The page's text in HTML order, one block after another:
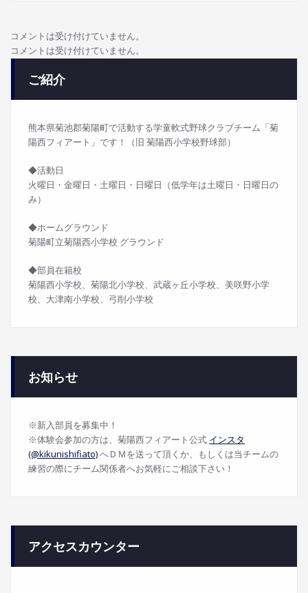
コメントは受け付けていません。
コメントは受け付けていません。
ご紹介
熊本県菊池郡菊陽町で活動する学童軟式野球クラブチーム「菊
陽西フィアート」です！（旧 菊陽西小学校野球部）
◆活動日
火曜日・金曜日・土曜日・日曜日（低学年は土曜日・日曜日の
み）
◆ホームグラウンド
菊陽町立菊陽西小学校 グラウンド
◆部員在籍校
菊陽西小学校、菊陽北小学校、武蔵ヶ丘小学校、美咲野小学
校、大津南小学校、弓削小学校
お知らせ
※新入部員を募集中！
※体験会参加の方は、菊陽西フィアート公式 インスタ
(@kikunishifiato)へＤＭを送って頂くか、もしくは当チームの
練習の際にチーム関係者へお気軽にご相談下さい！
アクセスカウンター